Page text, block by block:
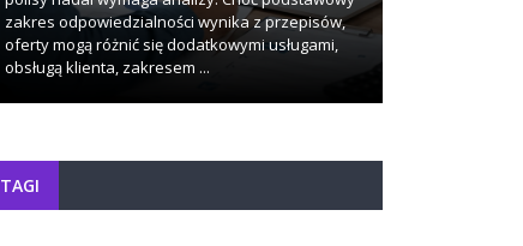
zakres odpowiedzialności wynika z przepisów,
oferty mogą różnić się dodatkowymi usługami,
obsługą klienta, zakresem ...
TAGI